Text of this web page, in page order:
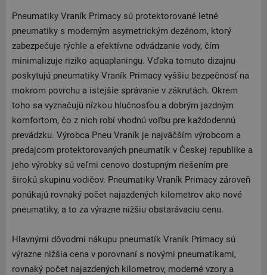
Pneumatiky Vraník Primacy sú protektorované letné
pneumatiky s moderným asymetrickým dezénom, ktorý
zabezpečuje rýchle a efektívne odvádzanie vody, čím
minimalizuje riziko aquaplaningu. Vďaka tomuto dizajnu
poskytujú pneumatiky Vraník Primacy vyššiu bezpečnosť na
mokrom povrchu a istejšie správanie v zákrutách. Okrem
toho sa vyznačujú nízkou hlučnosťou a dobrým jazdným
komfortom, čo z nich robí vhodnú voľbu pre každodennú
prevádzku. Výrobca Pneu Vraník je najväčším výrobcom a
predajcom protektorovaných pneumatík v Českej republike a
jeho výrobky sú veľmi cenovo dostupným riešením pre
širokú skupinu vodičov. Pneumatiky Vraník Primacy zároveň
ponúkajú rovnaký počet najazdených kilometrov ako nové
pneumatiky, a to za výrazne nižšiu obstarávaciu cenu.
Hlavnými dôvodmi nákupu pneumatík Vraník Primacy sú
výrazne nižšia cena v porovnaní s novými pneumatikami,
rovnaký počet najazdených kilometrov, moderné vzory a